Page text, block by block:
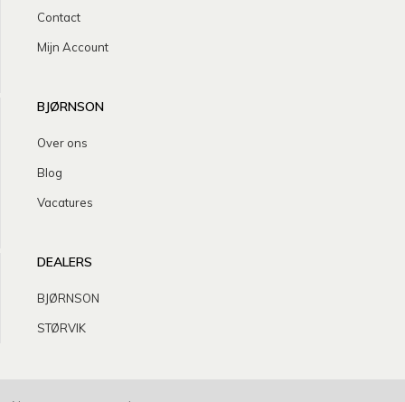
Contact
Mijn Account
BJØRNSON
Over ons
Blog
Vacatures
DEALERS
BJØRNSON
STØRVIK